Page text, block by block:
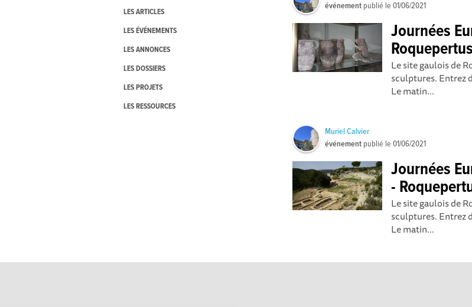
LES ARTICLES
LES ÉVÉNEMENTS
LES ANNONCES
LES DOSSIERS
LES PROJETS
LES RESSOURCES
événement publié le01/06/2021
Journées
Le site gaulois de
sculptures. Entrez
Le matin...
Muriel Calvier
événement publié le01/06/2021
Journées
-
Le site gaulois de
sculptures. Entrez
Le matin...